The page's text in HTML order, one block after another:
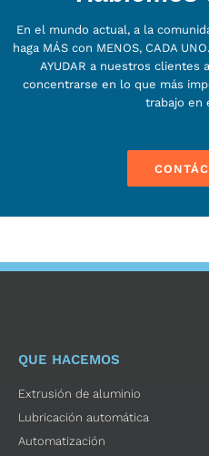
En el mundo actual, a la
haga MÁS con MENOS, CADA
AYUDAR a nuestros clientes
concentrarse en lo que más
trabajo en
QUE HACEMOS
Extrusión de aluminio
Lubricación automática
Automatización